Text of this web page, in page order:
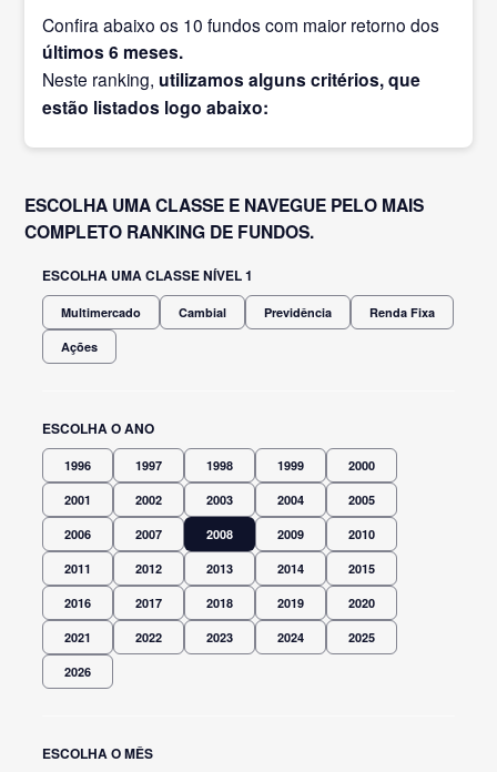
Confira abaixo os 10 fundos com maior retorno dos
últimos 6 meses.
Neste ranking, utilizamos alguns critérios, que
estão listados logo abaixo:
ESCOLHA UMA CLASSE E NAVEGUE PELO MAIS
COMPLETO RANKING DE FUNDOS.
ESCOLHA UMA CLASSE NÍVEL 1
Multimercado Cambial Previdência Renda Fixa
Ações
ESCOLHA O ANO
1996 1997 1998 1999 2000
2001 2002 2003 2004 2005
2006 2007 2008 2009 2010
2011 2012 2013 2014 2015
2016 2017 2018 2019 2020
2021 2022 2023 2024 2025
2026
ESCOLHA O MÊS